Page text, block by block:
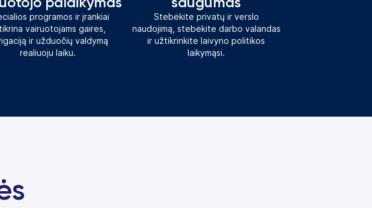
programos ir įrankiai
vairuotojams gaires,
ir užduočių valdymą
realiuoju laiku.
Stebėkite privatų ir verslo
naudojimą, stebėkite darbo valandas
ir užtikrinkite laivyno politikos
laikymąsi.